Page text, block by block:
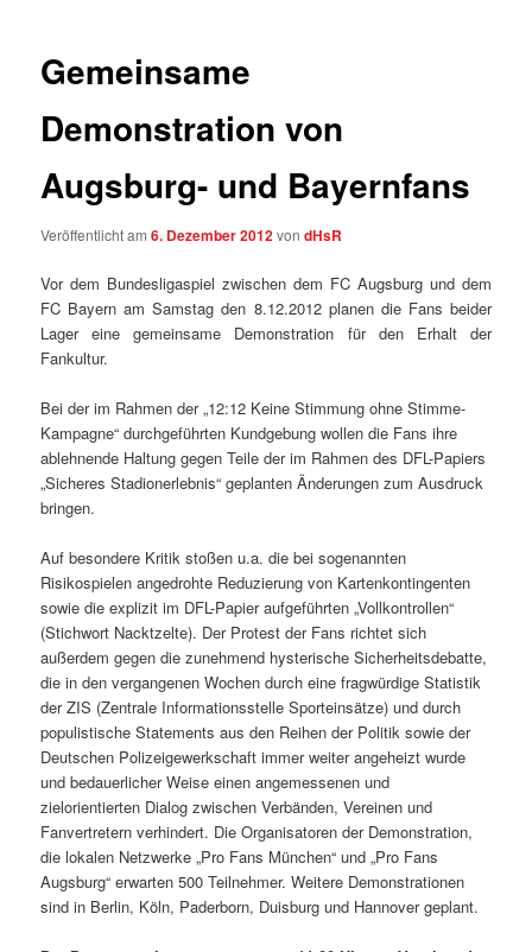
Gemeinsame
Demonstration von
Augsburg- und Bayernfans
Veröffentlicht am6. Dezember 2012vondHsR
Vor dem Bundesligaspiel zwischen dem FC Augsburg und dem
FC Bayern am Samstag den 8.12.2012 planen die Fans beider
Lager eine gemeinsame Demonstration für den Erhalt der
Fankultur.
Bei der im Rahmen der „12:12 Keine Stimmung ohne Stimme-
Kampagne“ durchgeführten Kundgebung wollen die Fans ihre
ablehnende Haltung gegen Teile der im Rahmen des DFL-Papiers
„Sicheres Stadionerlebnis“ geplanten Änderungen zum Ausdruck
bringen.
Auf besondere Kritik stoßen u.a. die bei sogenannten
Risikospielen angedrohte Reduzierung von Kartenkontingenten
sowie die explizit im DFL-Papier aufgeführten „Vollkontrollen“
(Stichwort Nacktzelte). Der Protest der Fans richtet sich
außerdem gegen die zunehmend hysterische Sicherheitsdebatte,
die in den vergangenen Wochen durch eine fragwürdige Statistik
der ZIS (Zentrale Informationsstelle Sporteinsätze) und durch
populistische Statements aus den Reihen der Politik sowie der
Deutschen Polizeigewerkschaft immer weiter angeheizt wurde
und bedauerlicher Weise einen angemessenen und
zielorientierten Dialog zwischen Verbänden, Vereinen und
Fanvertretern verhindert. Die Organisatoren der Demonstration,
die lokalen Netzwerke „Pro Fans München“ und „Pro Fans
Augsburg“ erwarten 500 Teilnehmer. Weitere Demonstrationen
sind in Berlin, Köln, Paderborn, Duisburg und Hannover geplant.